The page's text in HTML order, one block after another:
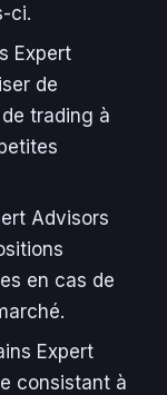
ci.
Expert
de
trading à
Advisors
en cas de
Expert
consistant à